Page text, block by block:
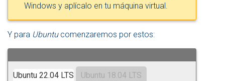
Windows y aplícalo en tu máquina virtual.
Y para Ubuntu comenzaremos por estos:
Ubuntu 22.04 LTS Ubuntu 18.04 LTS